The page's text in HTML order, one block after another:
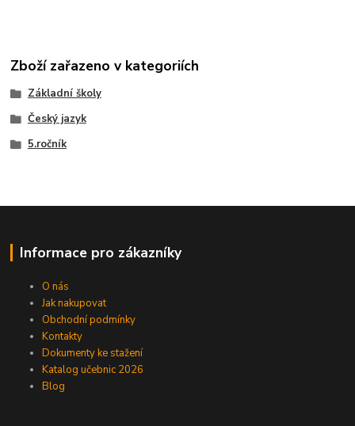
Zboží zařazeno v kategoriích
Základní školy
Český jazyk
5.ročník
Informace pro zákazníky
O nás
Jak nakupovat
Obchodní podmínky
Kontakty
Dokumenty ke stažení
Katalog učebnic 2026
Blog